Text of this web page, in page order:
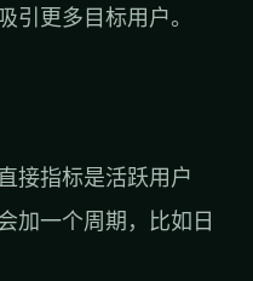
引更多目标用户。
接指标是活跃用户
加一个周期，比如日